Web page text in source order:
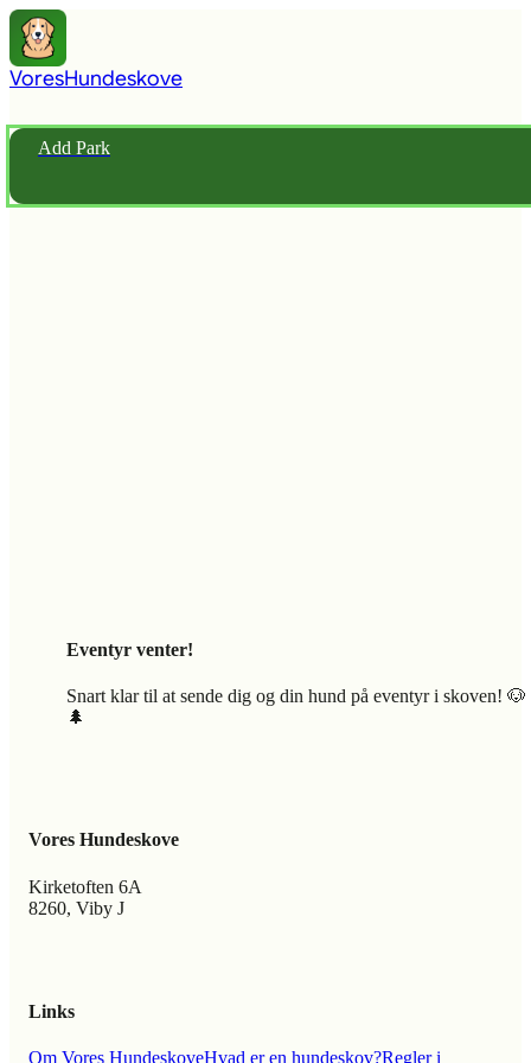
VoresHundeskove
Add Park
Eventyr venter!
Snart klar til at sende dig og din hund på eventyr i skoven! 🐶
🌲
Vores Hundeskove
Kirketoften 6A
8260, Viby J
Links
Om Vores HundeskoveHvad er en hundeskov?Regler i